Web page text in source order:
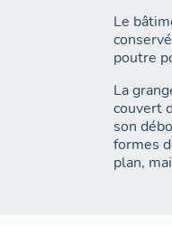
Le
poutre
La
couvert
son
formes
plan,